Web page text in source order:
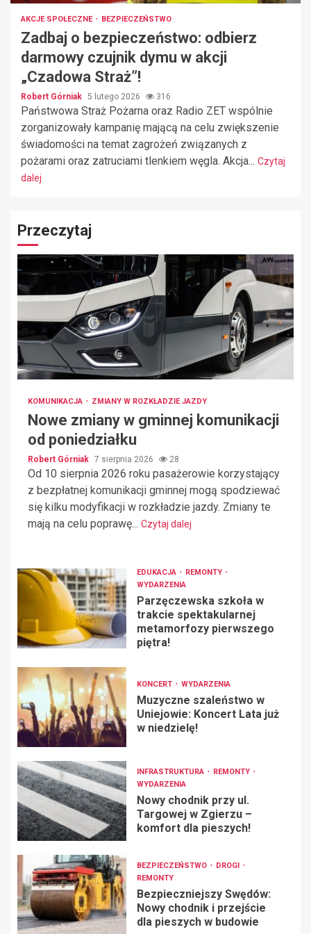
AKCJE SPOŁECZNE BEZPIECZEŃSTWO
Zadbaj o bezpieczeństwo: odbierz
darmowy czujnik dymu w akcji
„Czadowa Straż”!
Robert Górniak 5 lutego 2026 316
Państwowa Straż Pożarna oraz Radio ZET wspólnie
zorganizowały kampanię mającą na celu zwiększenie
świadomości na temat zagrożeń związanych z
pożarami oraz zatruciami tlenkiem węgla. Akcja... Czytaj
dalej
Przeczytaj
KOMUNIKACJA ZMIANY W ROZKŁADZIE JAZDY
Nowe zmiany w gminnej komunikacji
od poniedziałku
Robert Górniak 7 sierpnia 2026 28
Od 10 sierpnia 2026 roku pasażerowie korzystający
z bezpłatnej komunikacji gminnej mogą spodziewać
się kilku modyfikacji w rozkładzie jazdy. Zmiany te
mają na celu poprawę... Czytaj dalej
EDUKACJA
REMONTY
WYDARZENIA
Parzęczewska szkoła w
trakcie spektakularnej
metamorfozy pierwszego
piętra!
KONCERT WYDARZENIA
Muzyczne szaleństwo w
Uniejowie: Koncert Lata już
w niedzielę!
INFRASTRUKTURA
REMONTY
WYDARZENIA
Nowy chodnik przy ul.
Targowej w Zgierzu –
komfort dla pieszych!
BEZPIECZEŃSTWO
DROGI
REMONTY
Bezpieczniejszy Swędów:
Nowy chodnik i przejście
dla pieszych w budowie